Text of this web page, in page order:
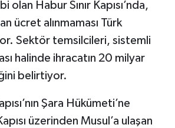
olan Habur Sınır Kapısı’nda,
ücret alınmaması Türk
Sektör temsilcileri, sistemli
halinde ihracatın 20 milyar
belirtiyor.
Şara Hükümeti’ne
üzerinden Musul’a ulaşan